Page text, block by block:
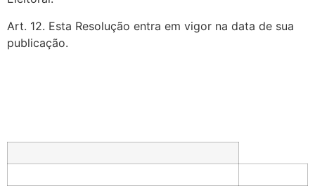
Art. 12. Esta Resolução entra em vigor na data de sua
publicação.